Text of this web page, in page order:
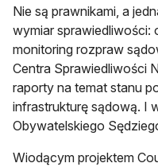
Nie są prawnikami, a
wymiar sprawiedliwości:
monitoring rozpraw
Centra Sprawiedliwości
raporty na temat stanu
infrastrukturę sądową. I
Obywatelskiego
Wiodącym projektem